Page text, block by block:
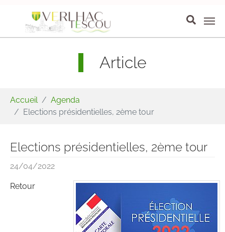
Article
Accueil
Agenda
Elections présidentielles, 2ème tour
Elections présidentielles, 2ème tour
24/04/2022
Retour